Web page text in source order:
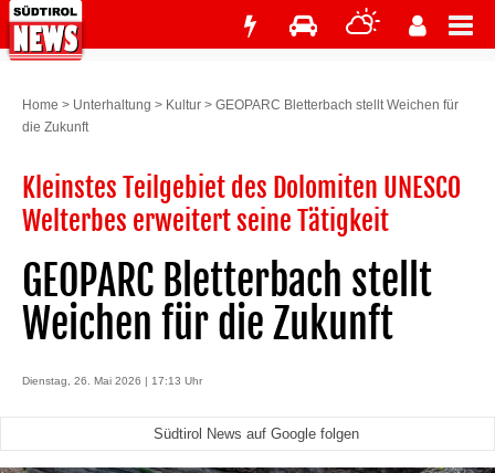
Home > Unterhaltung > Kultur > GEOPARC Bletterbach stellt Weichen für
die Zukunft
Kleinstes Teilgebiet des Dolomiten UNESCO
Welterbes erweitert seine Tätigkeit
GEOPARC Bletterbach stellt
Weichen für die Zukunft
Dienstag, 26. Mai 2026 | 17:13 Uhr
Südtirol News auf Google folgen